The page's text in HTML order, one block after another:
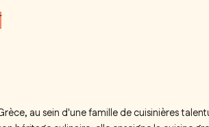
au sein d'une famille de cuisinières